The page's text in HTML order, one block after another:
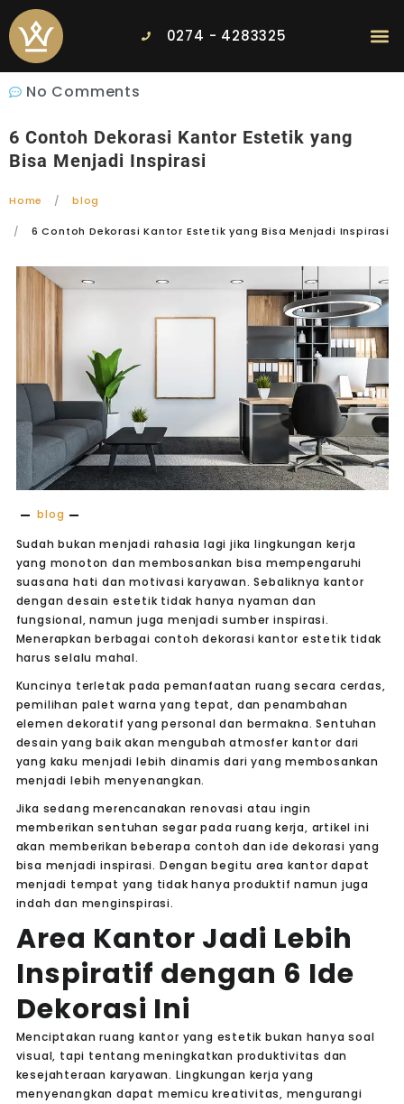
0274 - 4283325
No Comments
6 Contoh Dekorasi Kantor Estetik yang
Bisa Menjadi Inspirasi
Home blog
6 Contoh Dekorasi Kantor Estetik yang Bisa Menjadi Inspirasi
blog
Sudah bukan menjadi rahasia lagi jika lingkungan kerja
yang monoton dan membosankan bisa mempengaruhi
suasana hati dan motivasi karyawan. Sebaliknya kantor
dengan desain estetik tidak hanya nyaman dan
fungsional, namun juga menjadi sumber inspirasi.
Menerapkan berbagai contoh dekorasi kantor estetik tidak
harus selalu mahal.
Kuncinya terletak pada pemanfaatan ruang secara cerdas,
pemilihan palet warna yang tepat, dan penambahan
elemen dekoratif yang personal dan bermakna. Sentuhan
desain yang baik akan mengubah atmosfer kantor dari
yang kaku menjadi lebih dinamis dari yang membosankan
menjadi lebih menyenangkan.
Jika sedang merencanakan renovasi atau ingin
memberikan sentuhan segar pada ruang kerja, artikel ini
akan memberikan beberapa contoh dan ide dekorasi yang
bisa menjadi inspirasi. Dengan begitu area kantor dapat
menjadi tempat yang tidak hanya produktif namun juga
indah dan menginspirasi.
Area Kantor Jadi Lebih
Inspiratif dengan 6 Ide
Dekorasi Ini
Menciptakan ruang kantor yang estetik bukan hanya soal
visual, tapi tentang meningkatkan produktivitas dan
kesejahteraan karyawan. Lingkungan kerja yang
menyenangkan dapat memicu kreativitas, mengurangi